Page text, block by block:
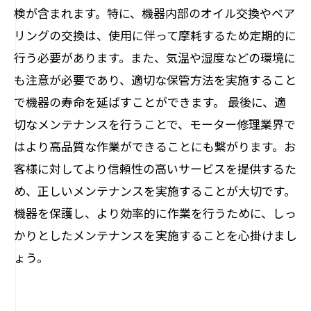
検が含まれます。特に、機器内部のオイル交換やベア
リングの交換は、使用に伴って摩耗するため定期的に
行う必要があります。また、気温や湿度などの環境に
も注意が必要であり、適切な保管方法を実施すること
で機器の寿命を延ばすことができます。 最後に、適
切なメンテナンスを行うことで、モーター修理業界で
はより高品質な作業ができることにも繋がります。お
客様に対してより信頼性の高いサービスを提供するた
め、正しいメンテナンスを実施することが大切です。
機器を保護し、より効率的に作業を行うために、しっ
かりとしたメンテナンスを実施することを心掛けまし
ょう。